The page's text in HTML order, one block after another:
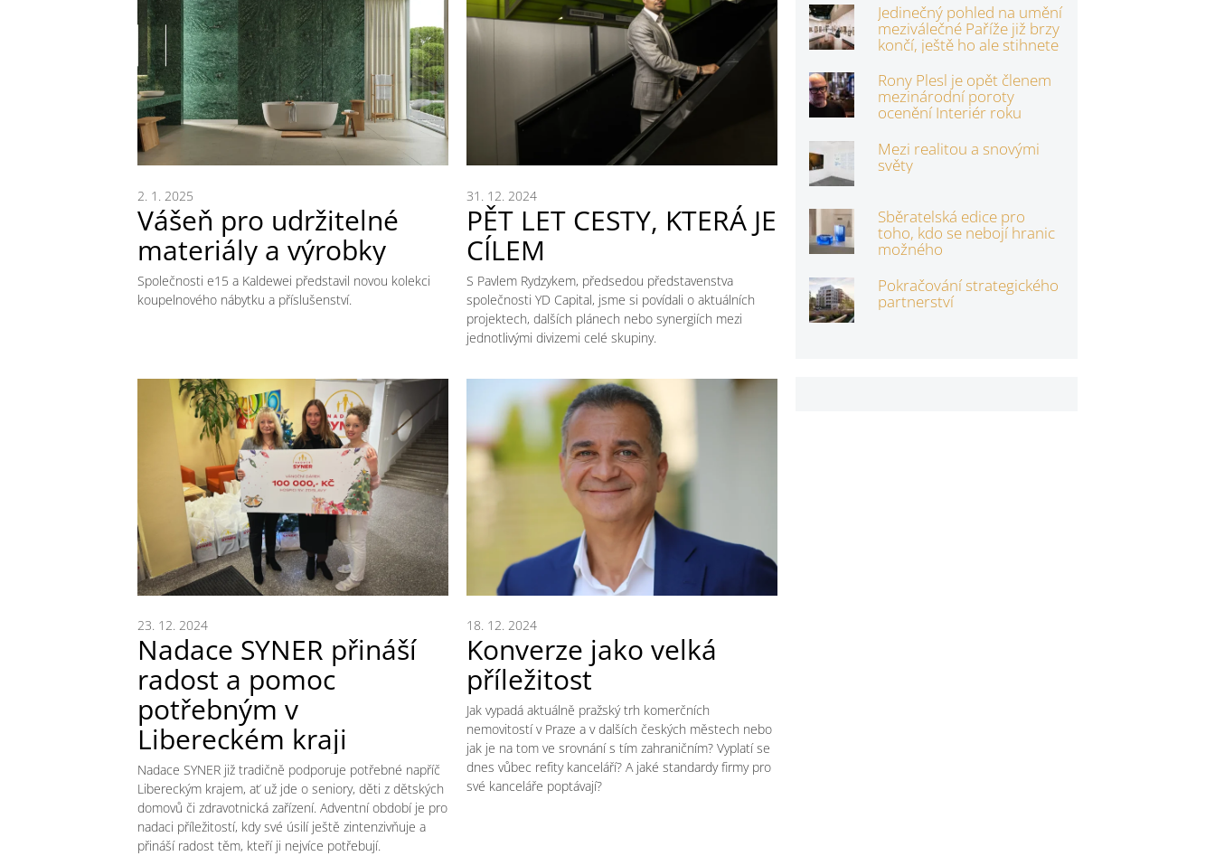
Vášeň pro udržitelné
materiály a výrobky
2. 1. 2025
Společnosti e15 a Kaldewei představil novou kolekci
koupelnového nábytku a příslušenství.
PĚT LET CESTY, KTERÁ JE
CÍLEM
31. 12. 2024
S Pavlem Rydzykem, předsedou představenstva
společnosti YD Capital, jsme si povídali o aktuálních
projektech, dalších plánech nebo synergiích mezi
jednotlivými divizemi celé skupiny.
Nadace SYNER přináší
radost a pomoc
potřebným v
Libereckém kraji
23. 12. 2024
Nadace SYNER již tradičně podporuje potřebné napříč
Libereckým krajem, ať už jde o seniory, děti z dětských
domovů či zdravotnická zařízení. Adventní období je pro
nadaci příležitostí, kdy své úsilí ještě zintenzivňuje a
přináší radost těm, kteří ji nejvíce potřebují.
Konverze jako velká
příležitost
18. 12. 2024
Jak vypadá aktuálně pražský trh komerčních
nemovitostí v Praze a v dalších českých městech nebo
jak je na tom ve srovnání s tím zahraničním? Vyplatí se
dnes vůbec refity kanceláří? A jaké standardy firmy pro
své kanceláře poptávají?
Jedinečný pohled na umění
meziválečné Paříže již brzy
končí, ještě ho ale stihnete
Rony Plesl je opět členem
mezinárodní poroty
ocenění Interiér roku
Mezi realitou a snovými
světy
Sběratelská edice pro
toho, kdo se nebojí hranic
možného
Pokračování strategického
partnerství